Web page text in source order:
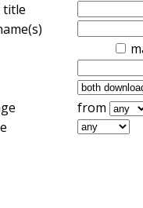
title
from